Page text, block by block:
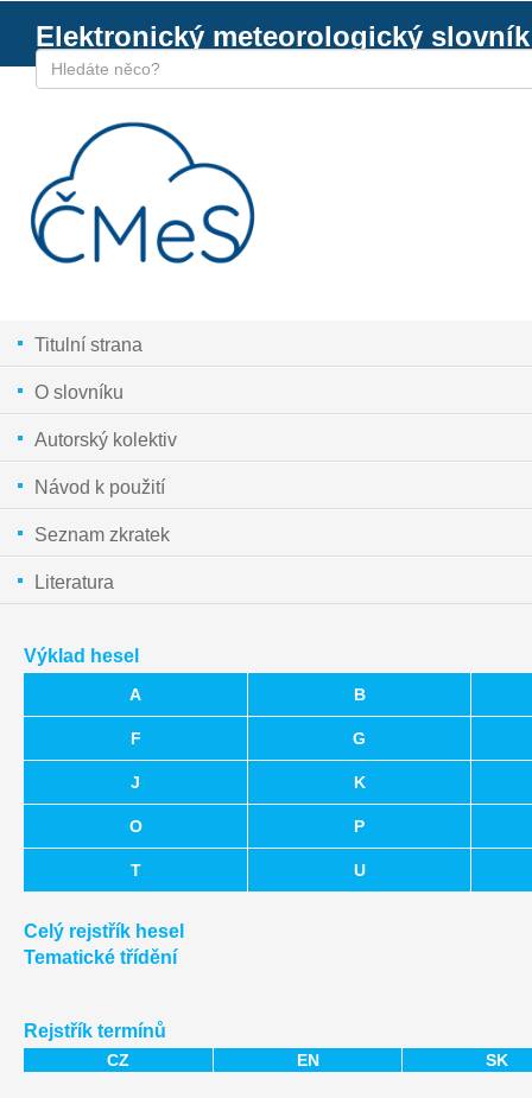
Elektronický meteorologický slovník
Titulní strana
O slovníku
Autorský kolektiv
Návod k použití
Seznam zkratek
Literatura
Výklad hesel
A B
F G
J K
O P
T U
Celý rejstřík hesel
Tematické třídění
Rejstřík termínů
CZ EN SK